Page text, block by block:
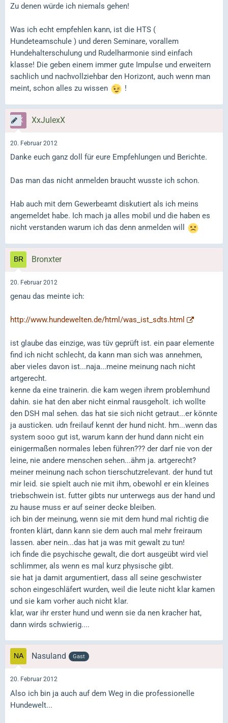
Zu denen würde ich niemals gehen!
Was ich echt empfehlen kann, ist die HTS (
Hundeteamschule ) und deren Seminare, vorallem
Hundehalterschulung und Rudelharmonie sind einfach
klasse! Die geben einem immer gute Impulse und erweitern
sachlich und nachvollziehbar den Horizont, auch wenn man
meint, schon alles zu wissen
!
XxJulexX
20. Februar 2012
Danke euch ganz doll für eure Empfehlungen und Berichte.
Das man das nicht anmelden braucht wusste ich schon.
Hab auch mit dem Gewerbeamt diskutiert als ich meins
angemeldet habe. Ich mach ja alles mobil und die haben es
nicht verstanden warum ich das denn anmelden will
Bronxter
20. Februar 2012
genau das meinte ich:
http://www.hundewelten.de/html/was_ist_sdts.html
ist glaube das einzige, was tüv geprüft ist. ein paar elemente
find ich nicht schlecht, da kann man sich was annehmen,
aber vieles davon ist...naja...meine meinung nach nicht
artgerecht.
kenne da eine trainerin. die kam wegen ihrem problemhund
dahin. sie hat den aber nicht einmal rausgeholt. ich wollte
den DSH mal sehen. das hat sie sich nicht getraut...er könnte
ja austicken. udn freilauf kennt der hund nicht. hm...wenn das
system sooo gut ist, warum kann der hund dann nicht ein
einigermaßen normales leben führen??? der darf nie von der
leine, nie andere menschen sehen...ähm ja. artgerecht?
meiner meinung nach schon tierschutzrelevant. der hund tut
mir leid. sie spielt auch nie mit ihm, obewohl er ein kleines
triebschwein ist. futter gibts nur unterwegs aus der hand und
zu hause muss er auf seiner decke bleiben.
ich bin der meinung, wenn sie mit dem hund mal richtig die
fronten klärt, dann kann sie dem auch mal mehr freiraum
lassen. aber nein...das hat ja was mit gewalt zu tun!
ich finde die psychische gewalt, die dort ausgeübt wird viel
schlimmer, als wenn es mal kurz physische gibt.
sie hat ja damit argumentiert, dass all seine geschwister
schon eingeschläfert wurden, weil die leute nicht klar kamen
und sie kam vorher auch nicht klar.
klar, war ihr erster hund und wenn sie da nen kracher hat,
dann wirds schwierig....
Nasuland Gast
20. Februar 2012
Also ich bin ja auch auf dem Weg in die professionelle
Hundewelt...